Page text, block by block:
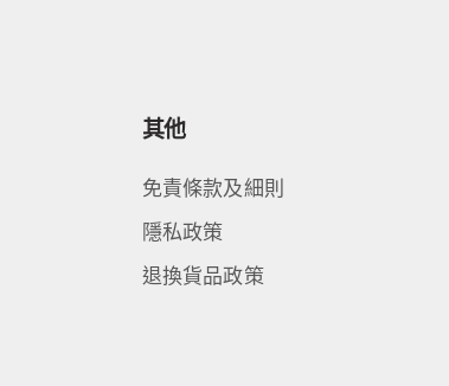
其他
免責條款及細則
隱私政策
退換貨品政策